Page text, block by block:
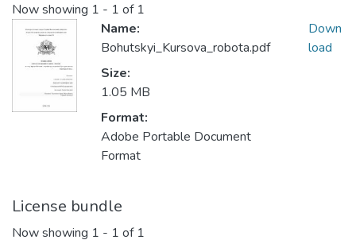
Now showing 1 - 1 of 1
Name:
Bohutskyi_Kursova_robota.pdf
Size:
1.05 MB
Format:
Adobe Portable Document
Format
Down
load
License bundle
Now showing 1 - 1 of 1